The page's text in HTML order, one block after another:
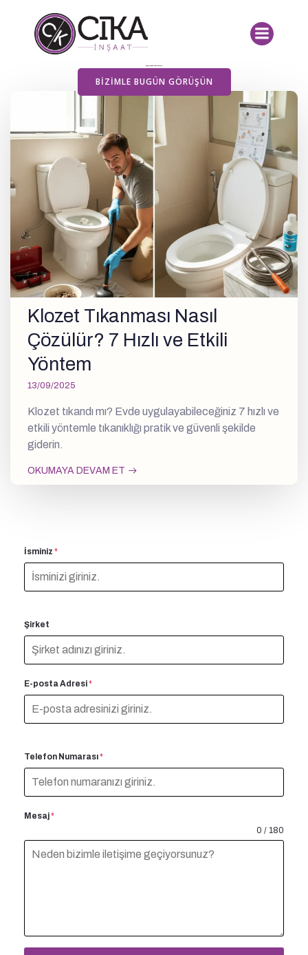
BIZIMLE BUGÜN GÖRÜŞÜN
Yayımlanan Yazılarımız
Klozet Tıkanması Nasıl
Çözülür? 7 Hızlı ve Etkili
Yöntem
13/09/2025
Klozet tıkandı mı? Evde uygulayabileceğiniz 7 hızlı ve
etkili yöntemle tıkanıklığı pratik ve güvenli şekilde
giderin.
OKUMAYA DEVAM ET
İsminiz *
Şirket
E-posta Adresi*
Telefon Numarası*
Mesaj*
0 / 180